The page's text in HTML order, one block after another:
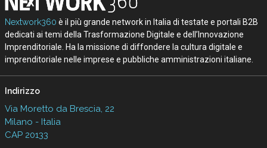
Nextwork360 è il più grande network in Italia di testate e portali B2B
dedicati ai temi della Trasformazione Digitale e dell’Innovazione
Imprenditoriale. Ha la missione di diffondere la cultura digitale e
imprenditoriale nelle imprese e pubbliche amministrazioni italiane.
Indirizzo
Via Moretto da Brescia, 22
Milano - Italia
CAP 20133